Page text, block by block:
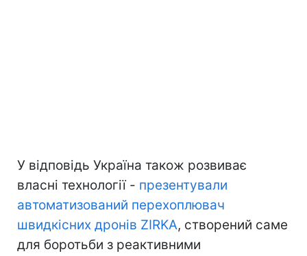
У відповідь Україна також розвиває
власні технології - презентували
автоматизований перехоплювач
швидкісних дронів ZIRKA, створений саме
для боротьби з реактивними